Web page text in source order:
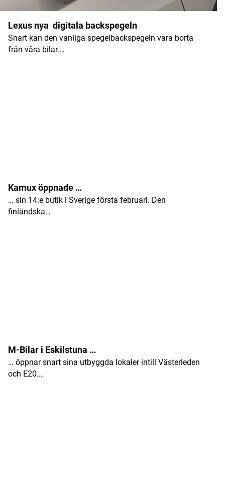
Namn*
E-postadress
Lexus nya digitala backspegeln
Snart kan den vanliga spegelbackspegeln vara borta
från våra bilar.…
Kamux öppnade …
… sin 14:e butik i Sverige första februari. Den
finländska…
M-Bilar i Eskilstuna …
… öppnar snart sina utbyggda lokaler intill Västerleden
och E20.…